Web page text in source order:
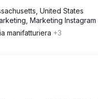
United States
Marketing Instagram
manifatturiera +3